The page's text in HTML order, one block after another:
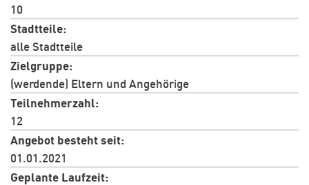
10
Stadtteile
alle Stadtteile
Zielgruppe
(werdende) Eltern und Angehörige
Teilnehmerzahl
12
Angebot besteht seit
01.01.2021
Geplante Laufzeit